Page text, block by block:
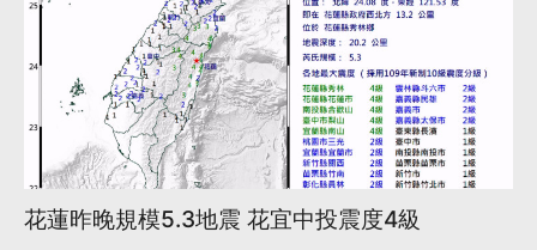
花蓮昨晚規模5.3地震 花宜中投震度4級